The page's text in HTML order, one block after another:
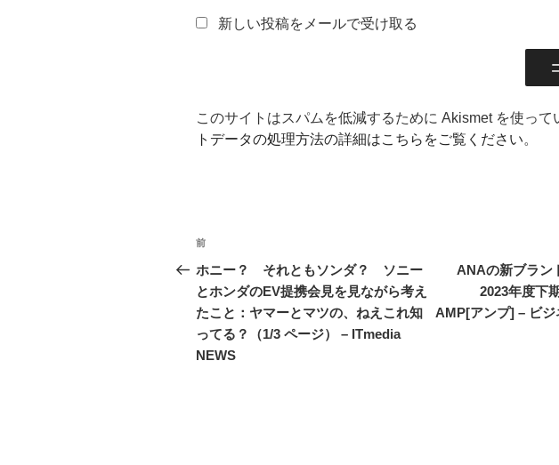
新しい投稿をメールで受け取る
このサイトはスパムを低減するために Akismet を使って
トデータの処理方法の詳細はこちらをご覧ください。
投
稿
ナ
ビ
ゲ
前
の
投
稿
前
ホニー？ それともソンダ？ ソニー
とホンダのEV提携会見を見ながら考え
たこと：ヤマーとマツの、ねえこれ知
ってる？（1/3 ページ） – ITmedia
NEWS
ANAの新ブラン
2023年度下
AMP[アンプ] – ビ